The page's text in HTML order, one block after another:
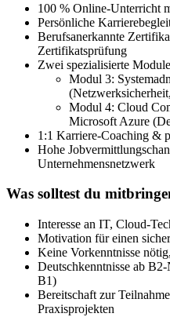
100 % Online-Unterricht
Persönliche
Berufsanerkannte
Zertifikatsprüfung
Zwei spezialisierte
Modul 3:
Modul 4: Cloud
Microsoft Azure
1:1 Karriere-Coaching &
Hohe
Unternehmensnetzwerk
Was solltest du
Interesse an IT, Cloud-
Motivation für einen
Keine Vorkenntnisse
Deutschkenntnisse ab
B1)
Bereitschaft zur
Praxisprojekten